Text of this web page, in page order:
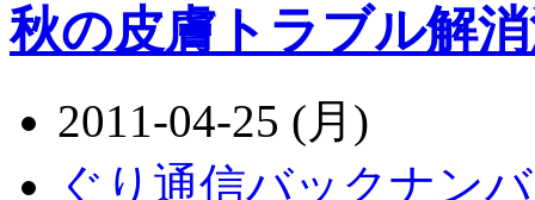
秋の皮膚トラブル解
2011-04-25 (月)
ぐり通信バックナン